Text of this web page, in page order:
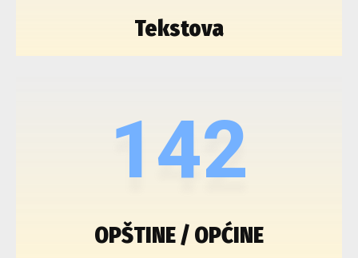
Tekstova
142
OPŠTINE / OPĆINE